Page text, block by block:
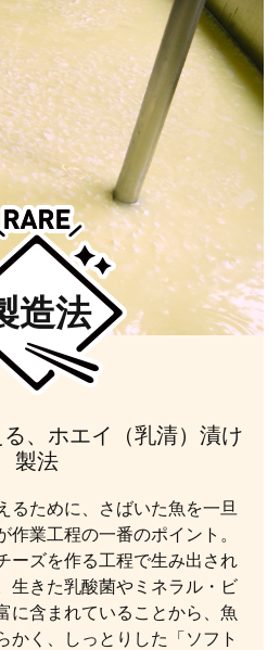
造法
、ホエイ（乳清）漬け
製法
るために、さばいた魚を一旦
作業工程の一番のポイント。
ーズを作る工程で生み出され
生きた乳酸菌やミネラル・ビ
に含まれていることから、魚
かく、しっとりした「ソフト